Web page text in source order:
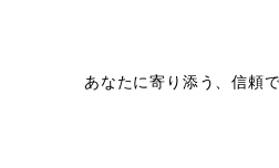
あなたに寄り添う、信頼